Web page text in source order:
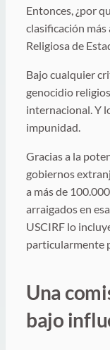
Entonces, ¿por
clasificación
Religiosa de
Bajo cualquier
genocidio
internacional. Y
impunidad.
Gracias a la
gobiernos
a más de
arraigados en
USCIRF lo
particularmente
Una
bajo